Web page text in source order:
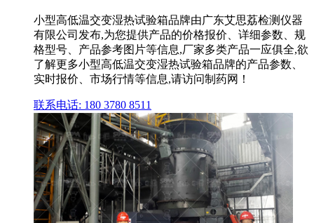
小型高低温交变湿热试验箱品牌由广东艾思荔检测仪器
有限公司发布,为您提供产品的价格报价、详细参数、规
格型号、产品参考图片等信息,厂家多类产品一应俱全,欲
了解更多小型高低温交变湿热试验箱品牌的产品参数、
实时报价、市场行情等信息,请访问制药网！
联系电话: 180 3780 8511